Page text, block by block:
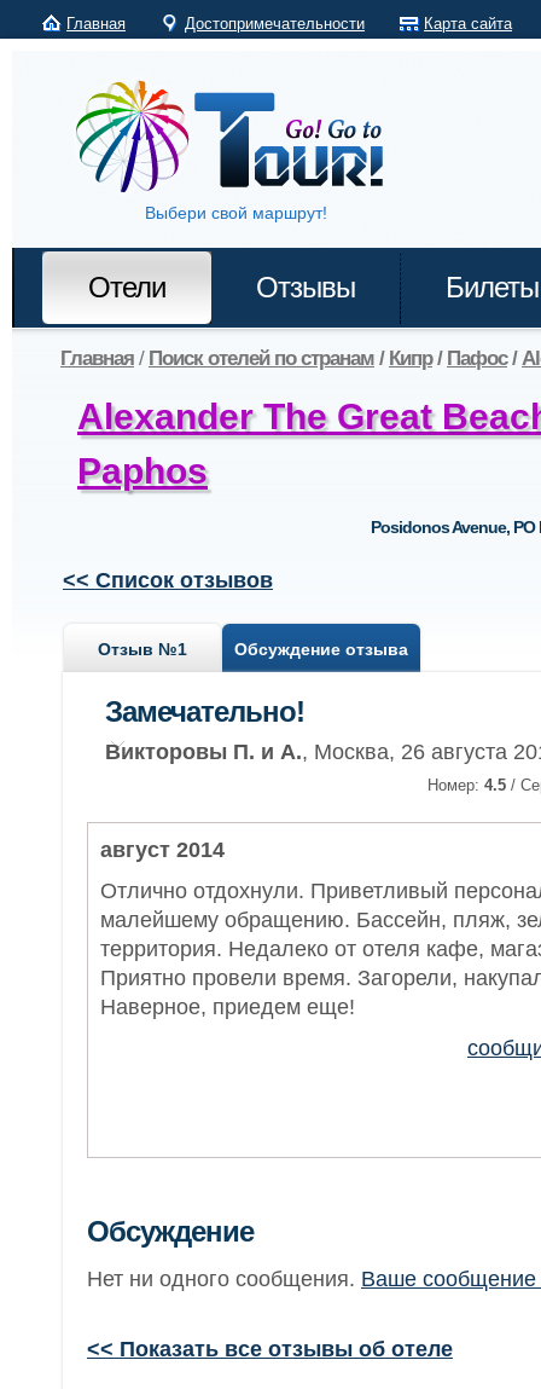
Главная Достопримечательности Карта сайта
Выбери свой маршрут!
Отели Отзывы Билеты
Главная / Поиск отелей по странам / Кипр/ Пафос/
Alexander The Great
Paphos
Posidonos Avenue, PO
<< Список отзывов
Отзыв №1 Обсуждение отзыва
Замечательно!
Викторовы П. и А., Москва, 26 августа
Номер: 4.5 /
август 2014
Отлично отдохнули. Приветливый
малейшему обращению. Бассейн, пляж,
территория. Недалеко от отеля кафе,
Приятно провели время. Загорели,
Наверное, приедем еще!
Обсуждение
Нет ни одного сообщения. Ваше сообщение
<< Показать все отзывы об отеле